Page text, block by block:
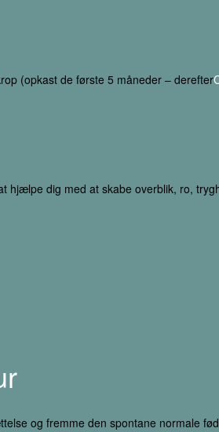
(opkast de første 5 måneder – derefter
dig med at skabe overblik, ro,
og fremme den spontane normale